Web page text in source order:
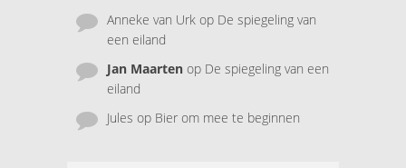
Anneke van Urk op De spiegeling van
een eiland
Jan Maarten op De spiegeling van een
eiland
Jules op Bier om mee te beginnen